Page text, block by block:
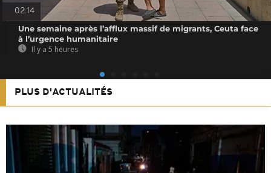
02:14
Une semaine après l’afflux massif de migrants, Ceuta face
à l’urgence humanitaire
Il y a 5 heures
PLUS D'ACTUALITÉS